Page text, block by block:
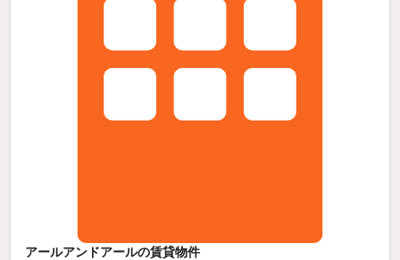
アールアンドアールの賃貸物件